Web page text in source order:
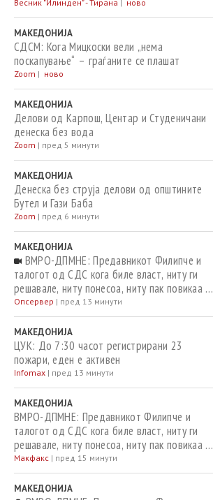
Весник "Илинден" - Тирана | ново
МАКЕДОНИЈА
СДСМ: Кога Мицкоски вели „нема
поскапување“ – граѓаните се плашат
Zoom | ново
МАКЕДОНИЈА
Делови од Карпош, Центар и Студеничани
денеска без вода
Zoom | пред 5 минути
МАКЕДОНИЈА
Денеска без струја делови од општините
Бутел и Гази Баба
Zoom | пред 6 минути
МАКЕДОНИЈА
ВМРО-ДПМНЕ: Предавникот Филипче и
талогот од СДС кога биле власт, ниту ги
решавале, ниту понесоа, ниту пак повикаа на
одговорност за случаите со небезбедна
вода за пиење
Опсервер | пред 13 минути
МАКЕДОНИЈА
ЦУК: До 7:30 часот регистрирани 23
пожари, еден е активен
Infomax | пред 13 минути
МАКЕДОНИЈА
ВМРО-ДПМНЕ: Предавникот Филипче и
талогот од СДС кога биле власт, ниту ги
решавале, ниту понесоа, ниту пак повикаа на
одговорност за случаите со небезбедна
вода за пиење
Макфакс | пред 15 минути
МАКЕДОНИЈА